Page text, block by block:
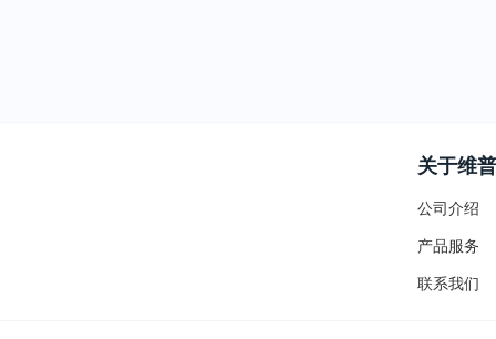
关于维普
公司介绍
产品服务
联系我们